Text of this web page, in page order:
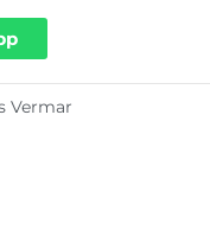
Vermar